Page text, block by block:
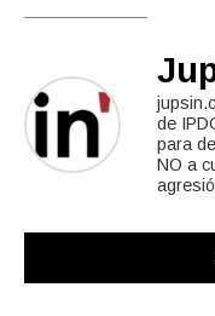
de
para
NO a